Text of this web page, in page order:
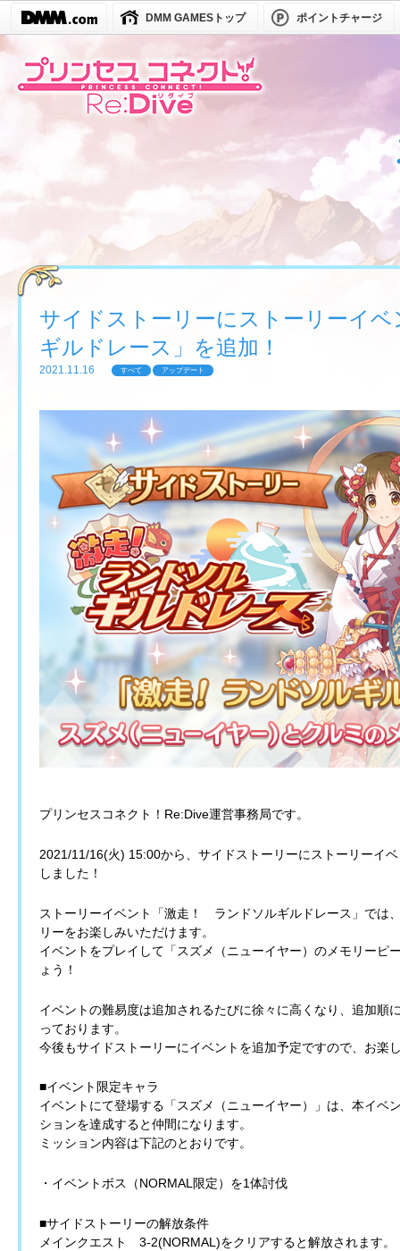
DMM GAMESトップ ポイントチャージ
サイドストーリーにストーリーイ
ギルドレース」を追加！
2021.11.16 すべて アップデート
プリンセスコネクト！Re:Dive運営事務局です。
2021/11/16(火) 15:00から、サイドストーリーにストーリーイ
しました！
ストーリーイベント「激走！ ランドソルギルドレース」では
リーをお楽しみいただけます。
イベントをプレイして「スズメ（ニューイヤー）のメモリーピ
ょう！
イベントの難易度は追加されるたびに徐々に高くなり、追加順
っております。
今後もサイドストーリーにイベントを追加予定ですので、お楽
■イベント限定キャラ
イベントにて登場する「スズメ（ニューイヤー）」は、本イベ
ションを達成すると仲間になります。
ミッション内容は下記のとおりです。
・イベントボス（NORMAL限定）を1体討伐
■サイドストーリーの解放条件
メインクエスト 3-2(NORMAL)をクリアすると解放されます。